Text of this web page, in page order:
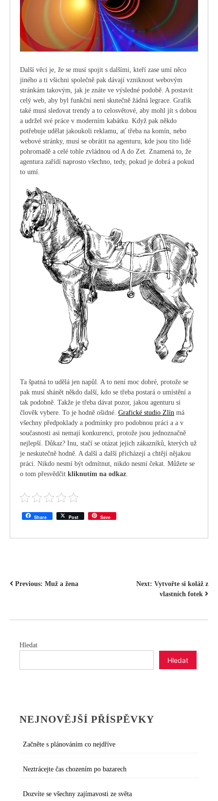
Další věcí je, že se musí spojit s dalšími, kteří zase umí něco
jiného a ti všichni společně pak dávají vzniknout webovým
stránkám takovým, jak je znáte ve výsledné podobě. A postavit
celý web, aby byl funkční není skutečně žádná legrace. Grafik
také musí sledovat trendy a to celosvětové, aby mohl jít s dobou
a udržel své práce v moderním kabátku. Když pak někdo
potřebuje udělat jakoukoli reklamu, ať třeba na komín, nebo
webové stránky, musí se obrátit na agenturu, kde jsou tito lidé
pohromadě a celé tohle zvládnou od A do Zet. Znamená to, že
agentura zařídí naprosto všechno, tedy, pokud je dobrá a pokud
to umí.
Ta špatná to udělá jen napůl. A to není moc dobré, protože se
pak musí shánět někdo další, kdo se třeba postará o umístění a
tak podobně. Takže je třeba dávat pozor, jakou agenturu si
člověk vybere. To je hodně ošidné. Grafické studio Zlín má
všechny předpoklady a podmínky pro podobnou práci a a v
současnosti asi nemají konkurenci, protože jsou jednoznačně
nejlepší. Důkaz? Inu, stačí se otázat jejich zákazníků, kterých už
je neskutečně hodně. A další a další přicházejí a chtějí nějakou
práci. Nikdo nesmí být odmítnut, nikdo nesmí čekat. Můžete se
o tom přesvědčit kliknutím na odkaz.
Share Post Save
NAVIGACE
Previous: Muž a žena Next: Vytvořte si koláž z
vlastních fotek
Hledat
Hledat
NEJNOVĚJŠÍ PŘÍSPĚVKY
Začněte s plánováním co nejdříve
Neztrácejte čas chozením po bazarech
Dozvíte se všechny zajímavosti ze světa